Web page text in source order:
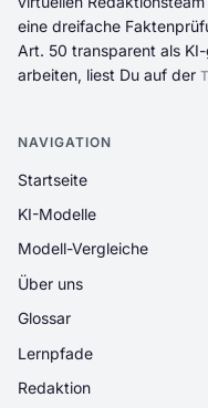
eine dreifache
Art. 50 transparent als
arbeiten, liest Du auf der
NAVIGATION
Startseite
KI-Modelle
Modell-Vergleiche
Über uns
Glossar
Lernpfade
Redaktion